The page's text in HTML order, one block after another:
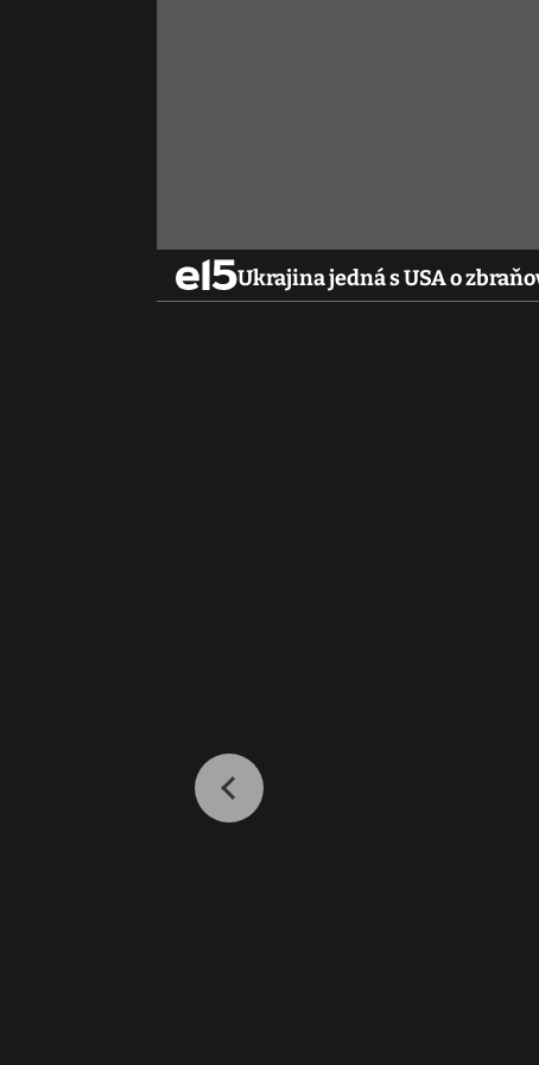
Ukrajina jedná s USA o